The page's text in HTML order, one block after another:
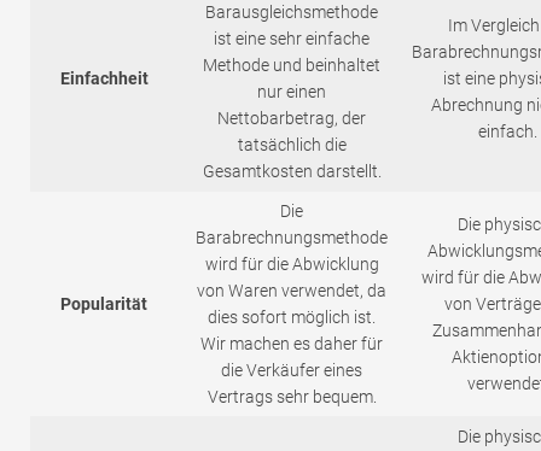
Einfachheit
Barausgleichsmethode
ist eine sehr einfache
Methode und beinhaltet
nur einen
Nettobarbetrag, der
tatsächlich die
Gesamtkosten darstellt.
Im
ist eine
Abrechnung
einfach.
Popularität
Die
Barabrechnungsmethode
wird für die Abwicklung
von Waren verwendet, da
dies sofort möglich ist.
Wir machen es daher für
die Verkäufer eines
Vertrags sehr bequem.
Die
wird für die
von
Die